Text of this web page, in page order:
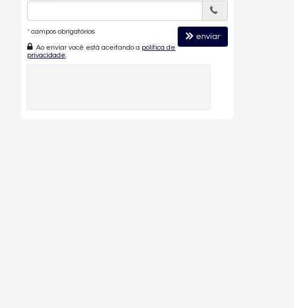
* campos obrigatórios
Ao enviar você está aceitando a política de
privacidade
enviar